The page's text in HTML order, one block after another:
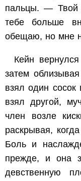
пальцы. — Твой
тебе больше
обещаю, но мне
Кейн
затем
взял один сосок
взял другой,
член возле
раскрывая,
Боль и
прежде, и она
девственную